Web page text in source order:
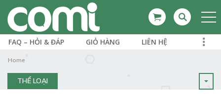
FAQ – HỎI & ĐÁP GIỎ HÀNG LIÊN HỆ
Home
THỂ LOẠI